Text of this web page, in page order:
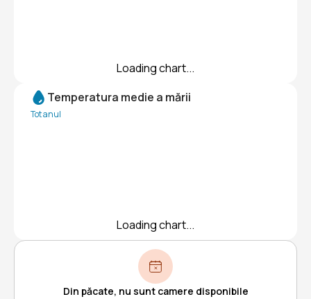
Loading chart...
Temperatura medie a mării
Tot anul
Loading chart...
Din păcate, nu sunt camere disponibile